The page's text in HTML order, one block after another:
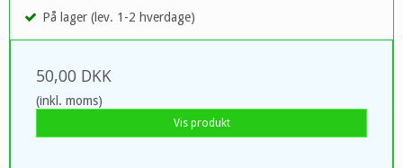
På lager (lev. 1-2 hverdage)
50,00 DKK
(inkl. moms)
Vis produkt